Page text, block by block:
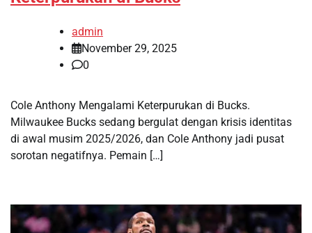
admin
November 29, 2025
0
Cole Anthony Mengalami Keterpurukan di Bucks.
Milwaukee Bucks sedang bergulat dengan krisis identitas
di awal musim 2025/2026, dan Cole Anthony jadi pusat
sorotan negatifnya. Pemain […]